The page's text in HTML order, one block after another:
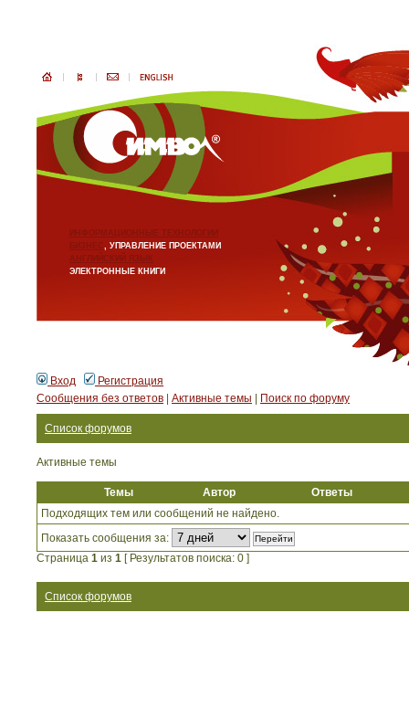
ИНФОРМАЦИОННЫЕ ТЕХНОЛОГИИ
БИЗНЕС, УПРАВЛЕНИЕ ПРОЕКТАМИ
АНГЛИЙСКИЙ ЯЗЫК
ЭЛЕКТРОННЫЕ КНИГИ
Вход
Регистрация
Сообщения без ответов
Активные темы Поиск по форуму
Список форумов
Активные темы
Темы Автор
Ответы
Подходящих тем или сообщений не найдено.
Показать сообщения за:
Страница 1 из 1 [ Результатов поиска: 0 ]
Список форумов